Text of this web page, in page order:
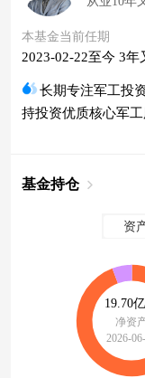
本基金当前任期
2023-02-22至今 3年
长期专注军工投
持投资优质核心军工
基金持仓
资
19.70
净资
2026-